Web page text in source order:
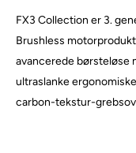
FX3 Collection er 3.
Brushless
avancerede børsteløse
ultraslanke
carbon-tekstur-